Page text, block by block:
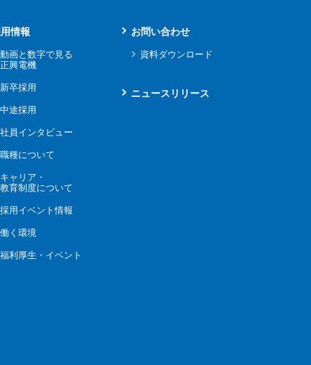
情報
動画と数字で見る
正興電機
新卒採用
中途採用
社員インタビュー
職種について
キャリア・
教育制度について
採用イベント情報
働く環境
福利厚生・イベント
お問い合わせ
資料ダウンロード
ニュースリリース